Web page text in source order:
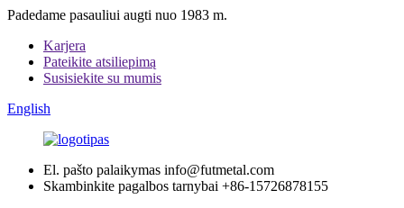
Padedame pasauliui augti nuo 1983 m.
Karjera
Pateikite atsiliepimą
Susisiekite su mumis
English
El. pašto palaikymas info@futmetal.com
Skambinkite pagalbos tarnybai +86-15726878155